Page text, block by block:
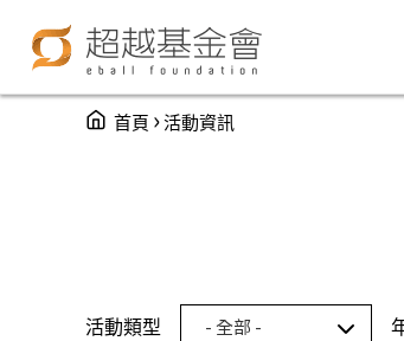
You are here
首頁 ›活動資訊
活動類型